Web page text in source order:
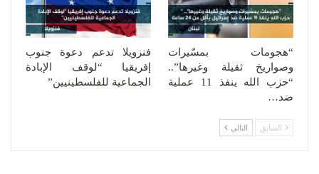
“هجومات بمسّيرات
وصواريخ ثقيلة وغيرها”..
“حزب الله ينفذ 11 عملية
ضد…
فنزويلا تدعم دعوة جنوب
إفريقيا “لوقف الإبادة
الجماعية للفلسطينيين”
السابق التالي